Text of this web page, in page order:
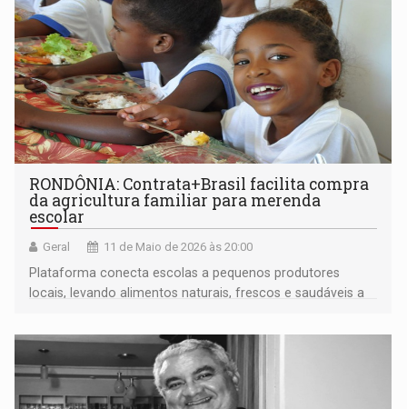
RONDÔNIA: Contrata+Brasil facilita compra
da agricultura familiar para merenda
escolar
Geral 11 de Maio de 2026 às 20:00
Plataforma conecta escolas a pequenos produtores
locais, levando alimentos naturais, frescos e saudáveis a